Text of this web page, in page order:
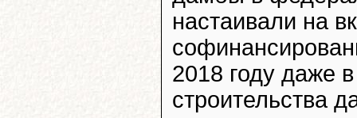
настаивали на
2018 году даже
строительства